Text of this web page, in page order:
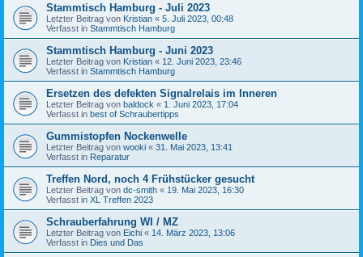
Stammtisch Hamburg - Juli 2023
Letzter Beitrag von Kristian « 5. Juli 2023, 00:48
Verfasst in Stammtisch Hamburg
Stammtisch Hamburg - Juni 2023
Letzter Beitrag von Kristian « 12. Juni 2023, 23:46
Verfasst in Stammtisch Hamburg
Ersetzen des defekten Signalrelais im Inneren
Letzter Beitrag von baldock « 1. Juni 2023, 17:04
Verfasst in best of Schraubertipps
Gummistopfen Nockenwelle
Letzter Beitrag von wooki « 31. Mai 2023, 13:41
Verfasst in Reparatur
Treffen Nord, noch 4 Frühstücker gesucht
Letzter Beitrag von dc-smith « 19. Mai 2023, 16:30
Verfasst in XL Treffen 2023
Schrauberfahrung WI / MZ
Letzter Beitrag von Eichi « 14. März 2023, 13:06
Verfasst in Dies und Das